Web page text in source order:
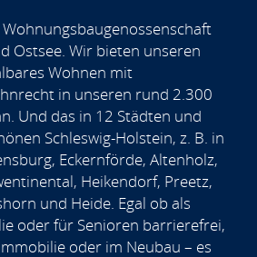
Wohnungsbaugenossenschaft
Ostsee. Wir bieten unseren
Wohnen mit
in unseren rund 2.300
Und das in 12 Städten und
Schleswig-Holstein, z. B. in
Eckernförde, Altenholz,
Heikendorf, Preetz,
und Heide. Egal ob als
oder für Senioren barrierefrei,
oder im Neubau – es